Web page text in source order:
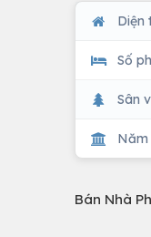
Diện
Số
Sân
Năm
Bán Nhà